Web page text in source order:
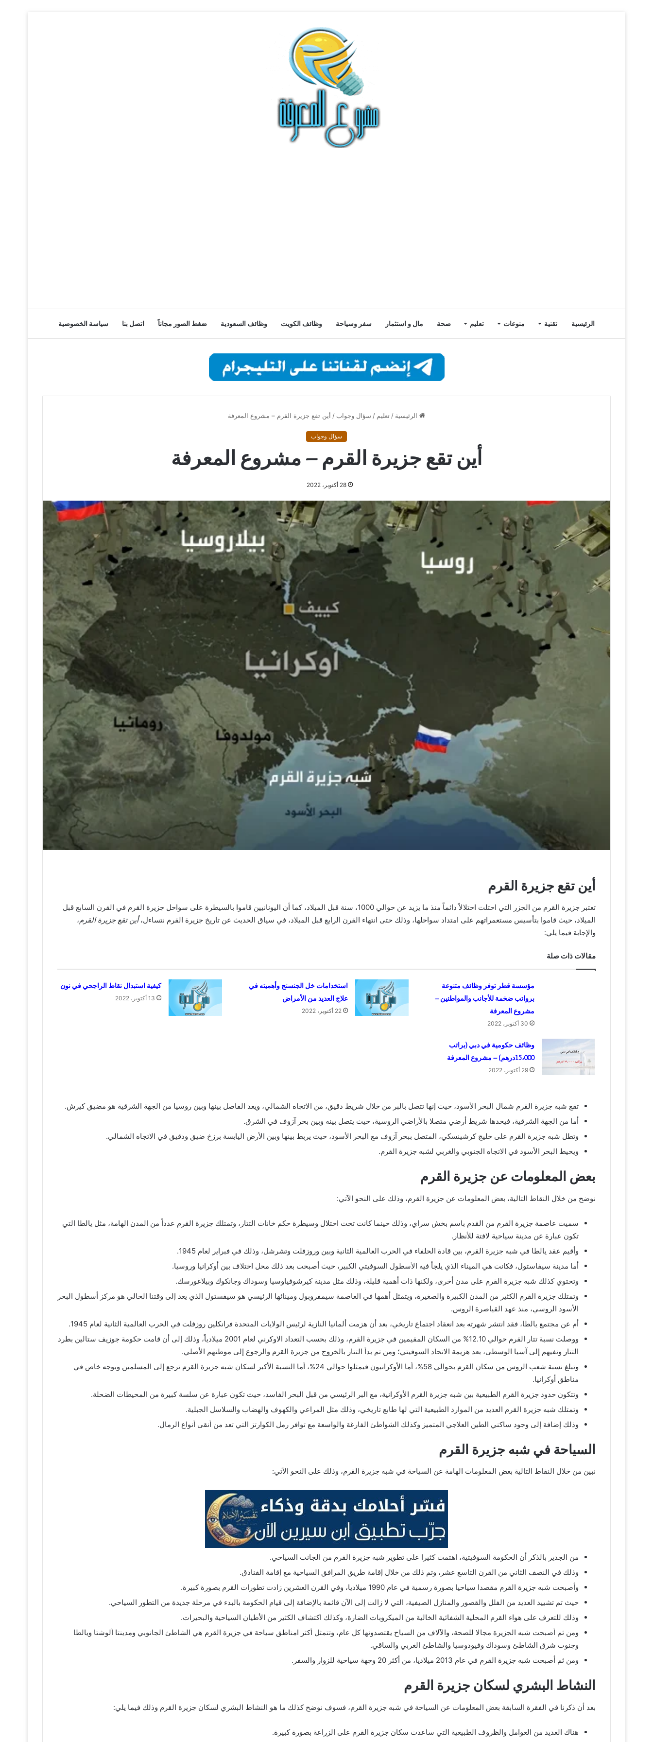
الرئيسية تقنية منوعات تعليم صحة مال و استثمار سفر وسياحة وظائف الكويت وظائف السعودية ضغط الصور مجاناً اتصل بنا سياسة الخصوصية
الرئيسية / تعليم / سؤال وجواب / أين تقع جزيرة القرم – مشروع المعرفة
سؤال وجواب
أين تقع جزيرة القرم – مشروع المعرفة
28 أكتوبر، 2022
أين تقع جزيرة القرم
تعتبر جزيرة القرم من الجزر التي احتلت احتلالاً دائماً منذ ما يزيد عن حوالي 1000، سنة قبل الميلاد، كما أن اليونانيين قاموا بالسيطرة على سواحل جزيرة القرم في القرن السابع قبل
الميلاد، حيث قاموا بتأسيس مستعمراتهم على امتداد سواحلها، وذلك حتى انتهاء القرن الرابع قبل الميلاد، في سياق الحديث عن تاريخ جزيرة القرم نتساءل،أين تقع جزيرة القرم،
والإجابة فيما يلي:
مقالات ذات صلة
مؤسسة قطر توفر وظائف متنوعة
برواتب ضخمة للأجانب والمواطنين –
مشروع المعرفة
30 أكتوبر، 2022
استخدامات خل الجنسنج وأهميته في
علاج العديد من الأمراض
22 أكتوبر، 2022
كيفية استبدال نقاط الراجحي في نون
13 أكتوبر، 2022
وظائف حكومية في دبي (براتب
15،000درهم) – مشروع المعرفة
29 أكتوبر، 2022
تقع شبه جزيرة القرم شمال البحر الأسود، حيث إنها تتصل بالبر من خلال شريط دقيق، من الاتجاه الشمالي، ويعد الفاصل بينها وبين روسيا من الجهة الشرقية هو مضيق كيرش.
أما من الجهة الشرقية، فيحدها شريط أرضي متصلا بالأراضي الروسية، حيث يتصل بينه وبين بحر آزوف في الشرق.
وتطل شبه جزيرة القرم على خليج كرشينسكي، المتصل ببحر آزوف مع البحر الأسود، حيث يربط بينها وبين الأرض اليابسة برزخ ضيق ودقيق في الاتجاه الشمالي.
ويحيط البحر الأسود في الاتجاه الجنوبي والغربي لشبه جزيرة القرم.
بعض المعلومات عن جزيرة القرم
نوضح من خلال النقاط التالية، بعض المعلومات عن جزيرة القرم، وذلك على النحو الآتي:
سميت عاصمة جزيرة القرم من القدم باسم بخش سراي، وذلك حينما كانت تحت احتلال وسيطرة حكم خانات التتار، وتمتلك جزيرة القرم عدداً من المدن الهامة، مثل يالطا التي
تكون عبارة عن مدينة سياحية لافتة للأنظار.
وأقيم عقد يالطا في شبه جزيرة القرم، بين قادة الحلفاء في الحرب العالمية الثانية وبين وروزفلت وتشرشل، وذلك في فبراير لعام 1945.
أما مدينة سيفاستول، فكانت هي الميناء الذي يلجأ فيه الأسطول السوفيتي الكبير، حيث أصبحت بعد ذلك محل اختلاف بين أوكرانيا وروسيا.
وتحتوي كذلك شبه جزيرة القرم على مدن أخرى، ولكنها ذات أهمية قليلة، وذلك مثل مدينة كيرشوفياوسيا وسوداك وجانكوك وبيلاغورسك.
وتمتلك جزيرة القرم الكثير من المدن الكبيرة والصغيرة، ويتمثل أهمها في العاصمة سيمفروبول ومينائها الرئيسي هو سيفستول الذي يعد إلى وقتنا الحالي هو مركز أسطول البحر
الأسود الروسي، منذ عهد القياصرة الروس.
أم عن مجتمع يالطا، فقد انتشر شهرته بعد انعقاد اجتماع تاريخي، بعد أن هزمت ألمانيا النازية لرئيس الولايات المتحدة فرانكلين روزفلت في الحرب العالمية الثانية لعام 1945.
ووصلت نسبة تتار القرم حوالي 12.10% من السكان المقيمين في جزيرة القرم، وذلك بحسب التعداد الاوكرني لعام 2001 ميلادياً، وذلك إلى أن قامت حكومة جوزيف ستالين بطرد
التتار ونفيهم إلى آسيا الوسطى، بعد هزيمة الاتحاد السوفيتي؛ ومن ثم بدأ التتار بالخروج من جزيرة القرم والرجوع إلى موطنهم الأصلي.
وتبلغ نسبة شعب الروس من سكان القرم بحوالي 58%، أما الأوكرانيون فيمثلوا حوالي 24%، أما النسبة الأكبر لسكان شبه جزيرة القرم ترجع إلى المسلمين وبوجه خاص في
مناطق أوكرانيا.
وتتكون حدود جزيرة القرم الطبيعية بين شبه جزيرة القرم الأوكرانية، مع البر الرئيسي من قبل البحر الفاسد، حيث تكون عبارة عن سلسة كبيرة من المحيطات الضحلة.
وتمتلك شبه جزيرة القرم العديد من الموارد الطبيعية التي لها طابع تاريخي، وذلك مثل المراعي والكهوف والهضاب والسلاسل الجبلية.
وذلك إضافة إلى وجود ساكني الطين العلاجي المتميز وكذلك الشواطئ الفارغة والواسعة مع توافر رمل الكوارتز التي تعد من أنقى أنواع الرمال.
السياحة في شبه جزيرة القرم
نبين من خلال النقاط التالية بعض المعلومات الهامة عن السياحة في شبه جزيرة القرم، وذلك على النحو الآتي:
من الجدير بالذكر أن الحكومة السوفيتية، اهتمت كثيرا على تطوير شبه جزيرة القرم من الجانب السياحي.
وذلك في النصف الثاني من القرن التاسع عشر، وتم ذلك من خلال إقامة طريق المرافق السياحية مع إقامة الفنادق.
وأصبحت شبه جزيرة القرم مقصدا سياحيا بصورة رسمية في عام 1990 ميلاديا، وفي القرن العشرين زادت تطورات القرم بصورة كبيرة.
حيث تم تشييد العديد من الفلل والقصور والمنازل الصيفية، التي لا زالت إلى الآن قائمة بالإضافة إلى قيام الحكومة بالبدء في مرحلة جديدة من التطور السياحي.
وذلك للتعرف على هواء القرم المحلية الشفائية الخالية من الميكروبات الضارة، وكذلك اكتشاف الكثير من الأطيان السياحية والبحيرات.
ومن ثم أصبحت شبه الجزيرة مجالا للصحة، والآلاف من السياح يقتصدونها كل عام، وتتمثل أكثر امناطق سياحة في جزيرة القرم هي الشاطئ الجانوبي ومدينتا ألوشتا ويالطا
وجنوب شرق الشاطئ وسوداك وفيودوسيا والشاطئ الغربي والساقي.
ومن ثم أصبحت شبه جزيرة القرم في عام 2013 ميلاديا، من أكثر 20 وجهة سياحية للزوار والسفر.
النشاط البشري لسكان جزيرة القرم
بعد أن ذكرنا في الفقرة السابقة بعض المعلومات عن السياحة في شبه جزيرة القرم، فسوف نوضح كذلك ما هو النشاط البشري لسكان جزيرة القرم وذلك فيما يلي:
هناك العديد من العوامل والظروف الطبيعية التي ساعدت سكان جزيرة القرم على الزراعة بصورة كبيرة.